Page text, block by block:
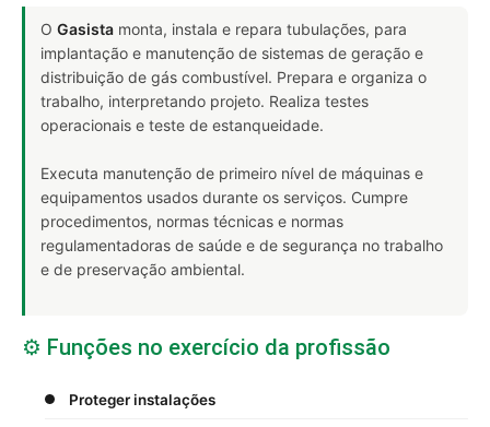
O Gasista monta, instala e repara tubulações, para
implantação e manutenção de sistemas de geração e
distribuição de gás combustível. Prepara e organiza o
trabalho, interpretando projeto. Realiza testes
operacionais e teste de estanqueidade.
Executa manutenção de primeiro nível de máquinas e
equipamentos usados durante os serviços. Cumpre
procedimentos, normas técnicas e normas
regulamentadoras de saúde e de segurança no trabalho
e de preservação ambiental.
⚙️ Funções no exercício da profissão
Proteger instalações